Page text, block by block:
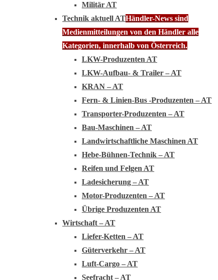
Militär AT
Technik aktuell ATHändler-News sind
Medienmitteilungen von den Händler alle
Kategorien, innerhalb von Österreich.
LKW-Produzenten AT
LKW-Aufbau- & Trailer – AT
KRAN – AT
Fern- & Linien-Bus -Produzenten – AT
Transporter-Produzenten – AT
Bau-Maschinen – AT
Landwirtschaftliche Maschinen AT
Hebe-Bühnen-Technik – AT
Reifen und Felgen AT
Ladesicherung – AT
Motor-Produzenten – AT
Übrige Produzenten AT
Wirtschaft – AT
Liefer-Ketten – AT
Güterverkehr – AT
Luft-Cargo – AT
Seefracht – AT